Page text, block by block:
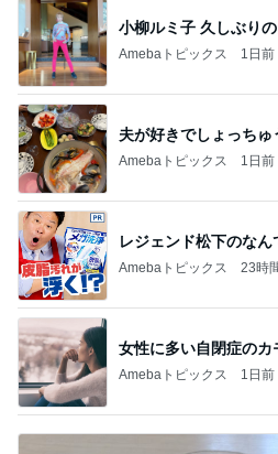
小柳ルミ子 久しぶり
Amebaトピックス 1日前
夫が好きでしょっちゅ
Amebaトピックス 1日前
レジェンド松下のなん
Amebaトピックス 23時
女性に多い自閉症のカ
Amebaトピックス 1日前